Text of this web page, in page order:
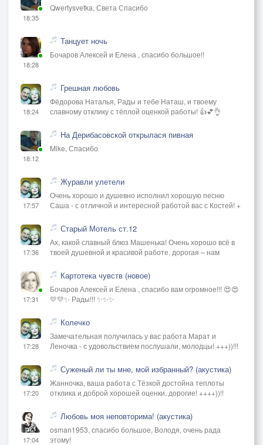
18:35
Qwertysvetka, Света Спасибо
18:28
Танцует ночь
Бочаров Алексей и Елена , спасибо большое!!
18:24
Грешная любовь
Фёдорова Наталья, Рады и тебе Наташ, и твоему
славному отклику с тёплой оценкой работы! 👍💕👌
18:12
На Дерибасовской открылася пивная
Mike, Спасибо
17:57
Журавли улетели
Очень хорошо и душевно исполнил хорошую песню
Саша - с отличной и интересной работой вас с Костей! +
17:36
Старый Мотель ст.12
Ах, какой славный блюз Машенька! Очень хорошо всё в
твоей душевной и красивой работе, дорогая – нам
17:31
Картотека чувств (новое)
Бочаров Алексей и Елена , спасибо вам огромное!!! 😍😍
💛💛✨ Рады!!! ✨✨✨
17:28
Колечко
Замечательная получилась у вас работа Марат и
Леночка - с удовольствием послушали, молодцы! +++))!!!
17:20
Суженый ли ты мне, мой избранный? (акустика)
Жанночка, ваша работа с Тёзкой достойна теплоты
отклика и доброй хорошей оценки, дорогие! ++++))!!
17:04
Любовь моя неповторима! (акустика)
osman1953, спасибо большое, Володя, очень рада
этому!